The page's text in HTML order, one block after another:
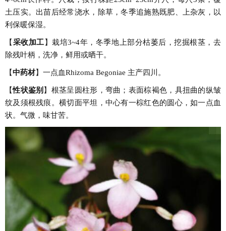
土压实。出苗后经常浇水，除草，冬季追施熟既肥、上杂灰，以
利保暖保湿。
【 采收加工 】栽培3~4年，冬季地上部分枯萎后，挖掘根茎，去
除残叶柄，洗净，鲜用或晒干。
【中药材】一点血Rhizoma Begoniae 主产四川。
【性状鉴别 】根茎呈圆柱形，弯曲；表面棕褐色，具扭曲的纵皱
纹及须根残痕。横切面平坦，中心有一棕红色的圆心，如一点血
状。气微，味甘苦。